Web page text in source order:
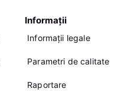
Informații
Informații legale
Parametri de calitate
Raportare